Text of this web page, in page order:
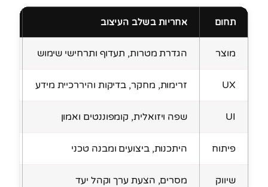
תחום אחריות בשלב העיצוב
מוצר הגדרת מטרות, תעדוף ותרחישי שימוש
UX זרימות, מחקר, בדיקות והיררכיית מידע
UI שפה ויזואלית, קומפוננטים ואמון
פיתוח היתכנות, ביצועים ומבנה טכני
שיווק מסרים, הצעת ערך וקהל יעד